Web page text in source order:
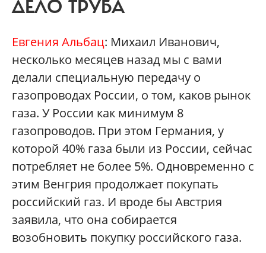
ДЕЛО ТРУБА
Евгения Альбац: Михаил Иванович,
несколько месяцев назад мы с вами
делали специальную передачу о
газопроводах России, о том, каков рынок
газа. У России как минимум 8
газопроводов. При этом Германия, у
которой 40% газа были из России, сейчас
потребляет не более 5%. Одновременно с
этим Венгрия продолжает покупать
российский газ. И вроде бы Австрия
заявила, что она собирается
возобновить покупку российского газа.